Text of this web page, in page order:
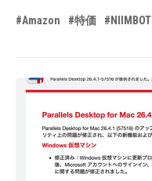
#Amazon #特価 #NIIMBOT